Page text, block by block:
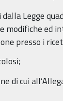
Legge
modifiche ed
presso i
di cui